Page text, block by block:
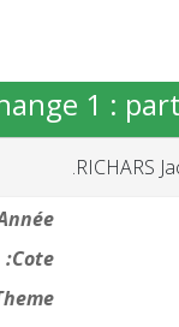
1 :
RICHARS
:
Cote: